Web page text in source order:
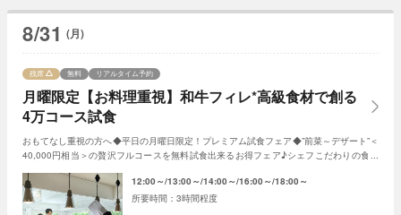
8/31 (月)
月曜限定【お料理重視】和牛フィレ*高級食材で創る
4万コース試食
残席 無料 リアルタイム予約
おもてなし重視の方へ◆平日の月曜日限定！プレミアム試食フェア◆”前菜～デザート”＜
40,000円相当＞の贅沢フルコースを無料試食出来るお得フェア♪シェフこだわりの食材
12:00～ 13:00～ 14:00～ 16:00～ 18:00～
3時間程度